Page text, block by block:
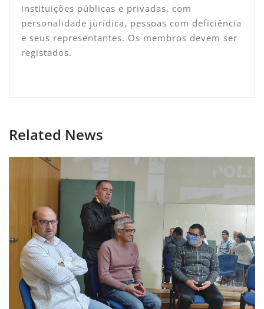
instituições públicas e privadas, com
personalidade jurídica, pessoas com deficiência
e seus representantes. Os membros devem ser
registados.
Related News